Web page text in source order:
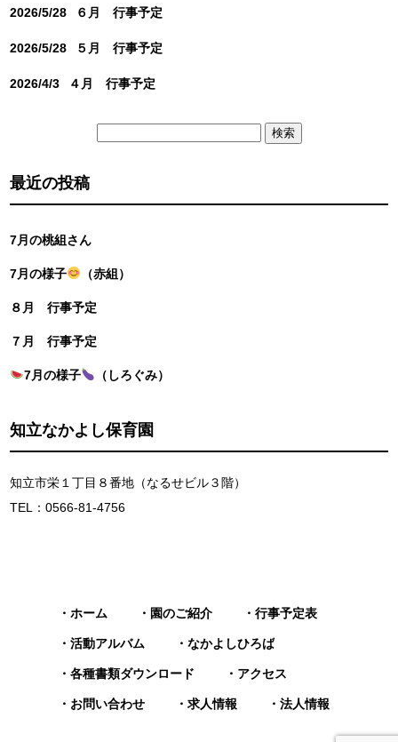
2026/5/28 ６月 行事予定
2026/5/28 ５月 行事予定
2026/4/3 ４月 行事予定
最近の投稿
7月の桃組さん
7月の様子 （赤組）
８月 行事予定
７月 行事予定
7月の様子 （しろぐみ）
知立なかよし保育園
知立市栄１丁目８番地（なるせビル３階）
TEL：0566-81-4756
ホーム 園のご紹介 行事予定表
活動アルバム なかよしひろば
各種書類ダウンロード アクセス
お問い合わせ 求人情報 法人情報